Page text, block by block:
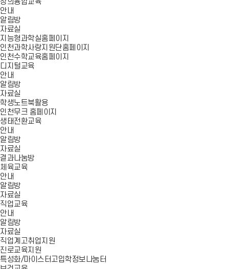
창의융합교육
안내
알림방
자료실
지능형과학실홈페이지
인천과학사랑지원단홈페이지
인천수학교육홈페이지
디지털교육
안내
알림방
자료실
학생노트북활용
인천무크 홈페이지
생태전환교육
안내
알림방
자료실
결과나눔방
체육교육
안내
알림방
자료실
직업교육
안내
알림방
자료실
직업계고취업지원
진로교육지원
특성화/마이스터고입학정보나눔터